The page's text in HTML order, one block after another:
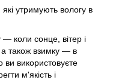
утримують вологу в
— коли сонце, вітер і
також взимку — в
використовуєте
м'якість і